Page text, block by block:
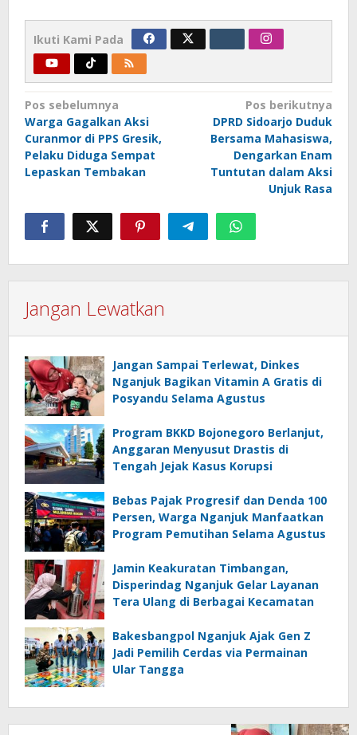
Ikuti Kami Pada
Navigasi
pos
Pos sebelumnya
Warga Gagalkan Aksi
Curanmor di PPS Gresik,
Pelaku Diduga Sempat
Lepaskan Tembakan
Pos berikutnya
DPRD Sidoarjo Duduk
Bersama Mahasiswa,
Dengarkan Enam
Tuntutan dalam Aksi
Unjuk Rasa
Jangan Lewatkan
Jangan Sampai Terlewat, Dinkes
Nganjuk Bagikan Vitamin A Gratis di
Posyandu Selama Agustus
Program BKKD Bojonegoro Berlanjut,
Anggaran Menyusut Drastis di
Tengah Jejak Kasus Korupsi
Bebas Pajak Progresif dan Denda 100
Persen, Warga Nganjuk Manfaatkan
Program Pemutihan Selama Agustus
Jamin Keakuratan Timbangan,
Disperindag Nganjuk Gelar Layanan
Tera Ulang di Berbagai Kecamatan
Bakesbangpol Nganjuk Ajak Gen Z
Jadi Pemilih Cerdas via Permainan
Ular Tangga